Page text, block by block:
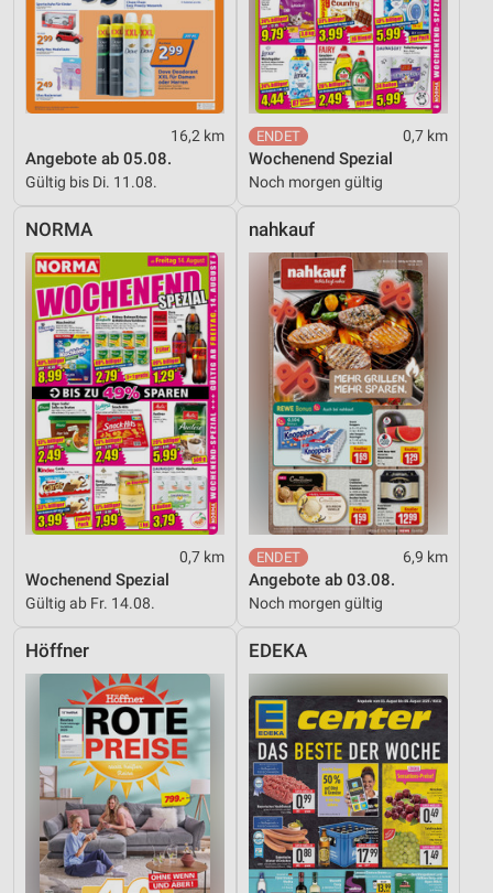
16,2 km
Angebote ab 05.08.
Gültig bis Di. 11.08.
0,7 km
Wochenend Spezial
Noch morgen gültig
NORMA
0,7 km
Wochenend Spezial
Gültig ab Fr. 14.08.
nahkauf
6,9 km
Angebote ab 03.08.
Noch morgen gültig
Höffner EDEKA